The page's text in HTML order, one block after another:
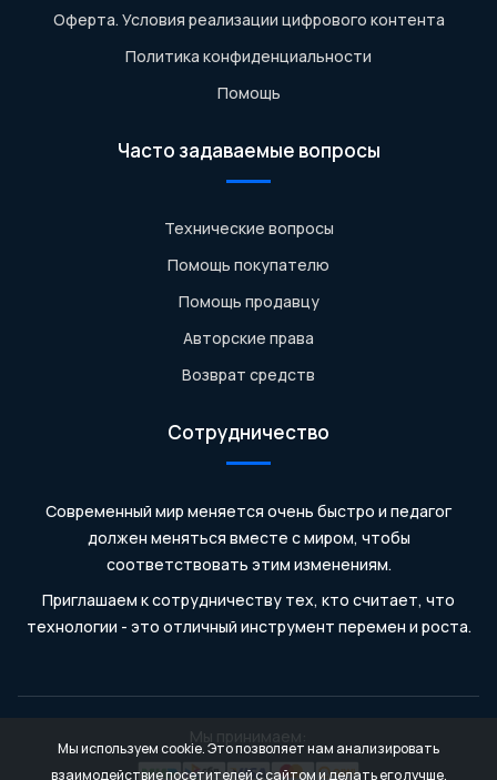
Оферта. Условия реализации цифрового контента
Политика конфиденциальности
Помощь
Часто задаваемые вопросы
Технические вопросы
Помощь покупателю
Помощь продавцу
Авторские права
Возврат средств
Сотрудничество
Современный мир меняется очень быстро и педагог
должен меняться вместе с миром, чтобы
соответствовать этим изменениям.
Приглашаем к сотрудничеству тех, кто считает, что
технологии - это отличный инструмент перемен и роста.
Мы принимаем:
Мы используем cookie. Это позволяет нам анализировать
взаимодействие посетителей с сайтом и делать его лучше.